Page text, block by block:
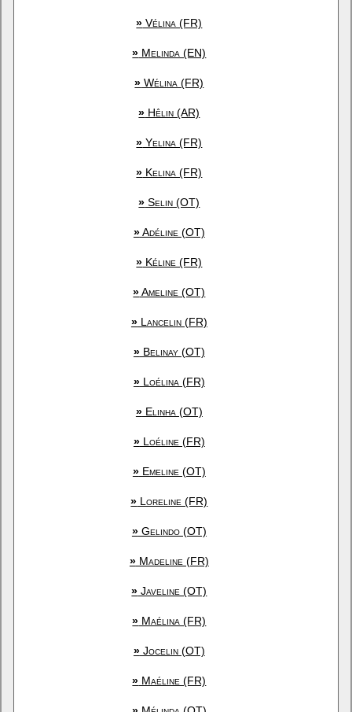
» Vélina (FR)
» Melinda (EN)
» Wélina (FR)
» Hêlin (AR)
» Yelina (FR)
» Kelina (FR)
» Selin (OT)
»Adéline (OT)
» Kéline (FR)
»Ameline (OT)
»Lancelin (FR)
»Belinay (OT)
»Loélina (FR)
»Elinha (OT)
»Loéline (FR)
»Emeline (OT)
» Loreline (FR)
»Gelindo (OT)
»Madeline (FR)
» Javeline (OT)
» Maélina (FR)
»Jocelin (OT)
» Maéline (FR)